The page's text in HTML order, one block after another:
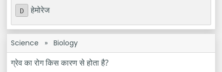
D हेमोरेज
Science » Biology
ग्रेव का रोग किस कारण से होता है?